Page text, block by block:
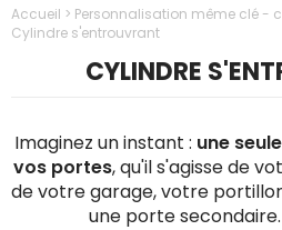
Accueil
Personnalisation même clé -
Cylindre s'entrouvrant
CYLINDRE
Imaginez un instant : une
vos portes, qu'il s'agisse de
de votre garage, votre
une porte